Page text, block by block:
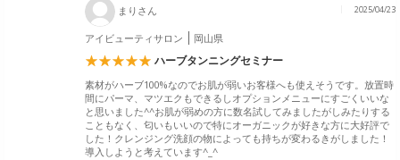
まりさん 2025/04/23
アイビューティサロン 岡山県
ハーブタンニングセミナー
素材がハーブ100%なのでお肌が弱いお客様へも使えそうです。放置時
間にパーマ、マツエクもできるしオプションメニューにすごくいいな
と思いました^^お肌が弱めの方に数名試してみましたがしみたりする
こともなく、匂いもいいので特にオーガニックが好きな方に大好評で
した！クレンジング洗顔の物によっても持ちが変わるきがしました！
導入しようと考えています^_^